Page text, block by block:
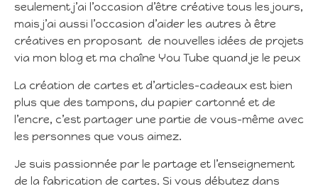
seulement j’ai l’occasion d’être créative tous les jours,
mais j’ai aussi l’occasion d’aider les autres à être
créatives en proposant de nouvelles idées de projets
via mon blog et ma chaîne You Tube quand je le peux
La création de cartes et d’articles-cadeaux est bien
plus que des tampons, du papier cartonné et de
l’encre, c’est partager une partie de vous-même avec
les personnes que vous aimez.
Je suis passionnée par le partage et l’enseignement
de la fabrication de cartes. Si vous débutez dans